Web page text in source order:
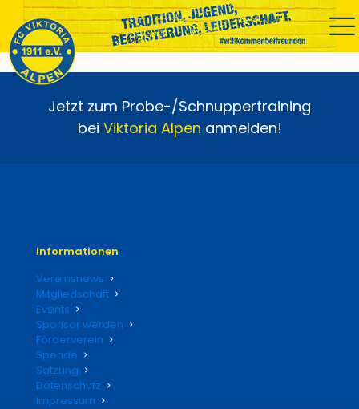
Jetzt zum Probe-/Schnuppertraining
bei Viktoria Alpen anmelden!
Informationen
Vereinsnews
Mitgliedschaft
Events
Sponsor werden
Förderverein
Spende
Satzung
Datenschutz
Impressum